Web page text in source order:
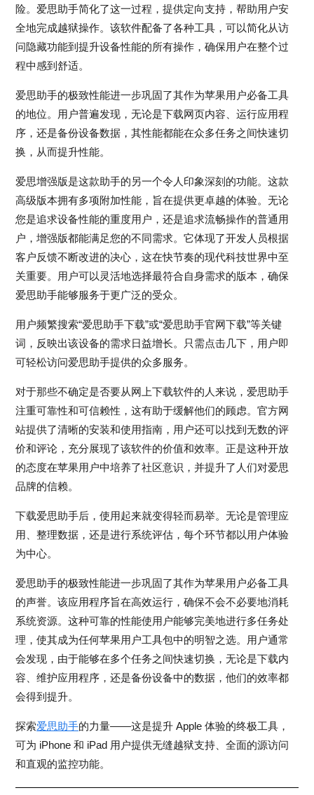
险。爱思助手简化了这一过程，提供定向支持，帮助用户安
全地完成越狱操作。该软件配备了各种工具，可以简化从访
问隐藏功能到提升设备性能的所有操作，确保用户在整个过
程中感到舒适。
爱思助手的极致性能进一步巩固了其作为苹果用户必备工具
的地位。用户普遍发现，无论是下载网页内容、运行应用程
序，还是备份设备数据，其性能都能在众多任务之间快速切
换，从而提升性能。
爱思增强版是这款助手的另一个令人印象深刻的功能。这款
高级版本拥有多项附加性能，旨在提供更卓越的体验。无论
您是追求设备性能的重度用户，还是追求流畅操作的普通用
户，增强版都能满足您的不同需求。它体现了开发人员根据
客户反馈不断改进的决心，这在快节奏的现代科技世界中至
关重要。用户可以灵活地选择最符合自身需求的版本，确保
爱思助手能够服务于更广泛的受众。
用户频繁搜索“爱思助手下载”或“爱思助手官网下载”等关键
词，反映出该设备的需求日益增长。只需点击几下，用户即
可轻松访问爱思助手提供的众多服务。
对于那些不确定是否要从网上下载软件的人来说，爱思助手
注重可靠性和可信赖性，这有助于缓解他们的顾虑。官方网
站提供了清晰的安装和使用指南，用户还可以找到无数的评
价和评论，充分展现了该软件的价值和效率。正是这种开放
的态度在苹果用户中培养了社区意识，并提升了人们对爱思
品牌的信赖。
下载爱思助手后，使用起来就变得轻而易举。无论是管理应
用、整理数据，还是进行系统评估，每个环节都以用户体验
为中心。
爱思助手的极致性能进一步巩固了其作为苹果用户必备工具
的声誉。该应用程序旨在高效运行，确保不会不必要地消耗
系统资源。这种可靠的性能使用户能够完美地进行多任务处
理，使其成为任何苹果用户工具包中的明智之选。用户通常
会发现，由于能够在多个任务之间快速切换，无论是下载内
容、维护应用程序，还是备份设备中的数据，他们的效率都
会得到提升。
探索爱思助手的力量——这是提升 Apple 体验的终极工具，
可为 iPhone 和 iPad 用户提供无缝越狱支持、全面的源访问
和直观的监控功能。